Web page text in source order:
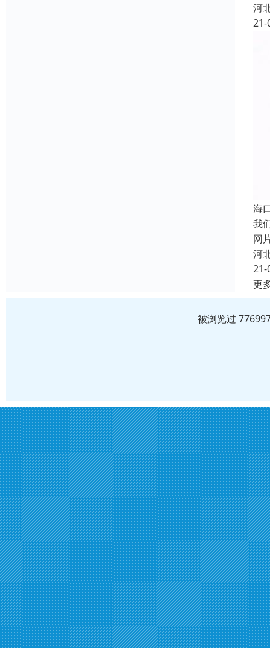
河
21-
海
我
网
河
21-
更
被浏览过